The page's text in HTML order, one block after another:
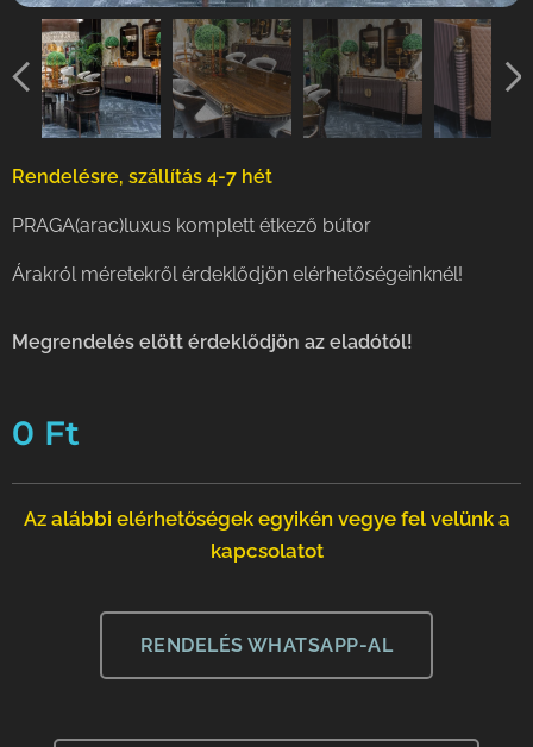
Rendelésre, szállítás 4-7 hét
PRAGA(arac)luxus komplett étkező bútor
Árakról méretekről érdeklődjön elérhetőségeinknél!
Megrendelés elött érdeklődjön az eladótól!
0 Ft
Az alábbi elérhetőségek egyikén vegye fel velünk a
kapcsolatot
RENDELÉS WHATSAPP-AL